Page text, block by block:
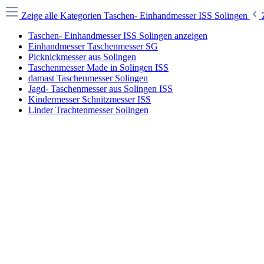
Zeige alle Kategorien Taschen- Einhandmesser ISS Solingen
Taschen- Einhandmesser ISS Solingen anzeigen
Einhandmesser Taschenmesser SG
Picknickmesser aus Solingen
Taschenmesser Made in Solingen ISS
damast Taschenmesser Solingen
Jagd- Taschenmesser aus Solingen ISS
Kindermesser Schnitzmesser ISS
Linder Trachtenmesser Solingen